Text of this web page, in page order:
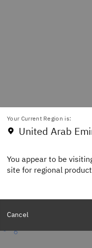
Your Current Region is:
United Arab
You appear to be
site for regional
Cancel